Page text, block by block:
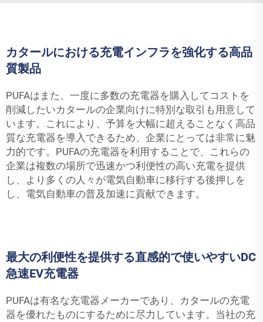
カタールにおける充電インフラを強化する高品
質製品
PUFAはまた、一度に多数の充電器を購入してコストを
削減したいカタールの企業向けに特別な取引も用意して
います。これにより、予算を大幅に超えることなく高品
質な充電器を導入できるため、企業にとっては非常に魅
力的です。PUFAの充電器を利用することで、これらの
企業は複数の場所で迅速かつ利便性の高い充電を提供
し、より多くの人々が電気自動車に移行する後押しを
し、電気自動車の普及加速に貢献できます。
最大の利便性を提供する直感的で使いやすいDC
急速EV充電器
PUFAは有名な充電器メーカーであり、カタールの充電
器を優れたものにするために尽力しています。当社の充